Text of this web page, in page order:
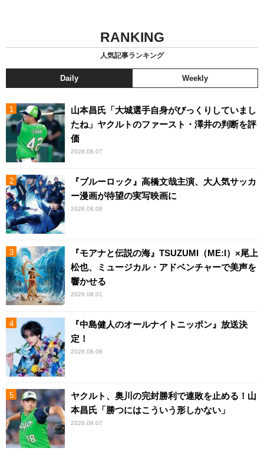
RANKING
人気記事ランキング
Daily Weekly
山本昌氏「大城選手自身がびっくりしていまし
たね」ヤクルトのファースト・澤井の判断を評
価
2026.08.07
『ブルーロック』高橋文哉主演、大人気サッカ
ー漫画が待望の実写映画に
2026.08.08
『モアナと伝説の海』TSUZUMI（ME:I）×尾上
松也、ミュージカル・アドベンチャーで美声を
響かせる
2026.08.01
『中島健人のオールナイトニッポン』放送決
定！
2026.08.08
ヤクルト、奥川の完封勝利で連敗を止める！山
本昌氏「勝つにはこういう形しかない」
2026.08.07